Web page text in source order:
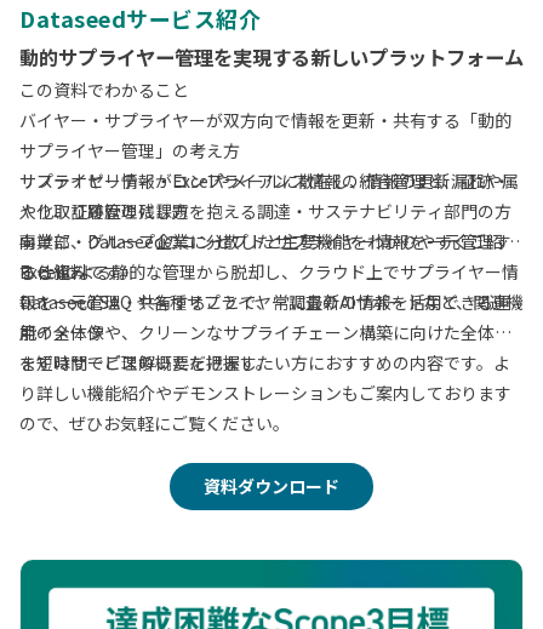
Dataseedサービス紹介
動的サプライヤー管理を実現する新しいプラットフォーム
この資料でわかること
バイヤー・サプライヤーが双方向で情報を更新・共有する「動的
サプライヤー管理」の考え方
サステナビリティ・コンプライアンス情報の統合管理と、証跡・
やり取り履歴の残し方
事業部・グループ企業に分散したサプライヤー情報を一元管理す
る仕組み
Dataseed SAQ や各種サプライヤー調査のAIサポートなど、関連機
能の全体像
サプライヤー情報がExcelやメールに散在し、情報の更新漏れや属
人化、証跡管理に課題を抱える調達・サステナビリティ部門の方
向けに、Dataseedのコンセプトと主要機能をわかりやすくご紹介
する資料です。
Excelによる静的な管理から脱却し、クラウド上でサプライヤー情
報を一元管理・共有することで、常に最新の情報を活用できる運
用イメージや、クリーンなサプライチェーン構築に向けた全体像
を短時間でご理解いただけます。
まずはサービスの概要を把握したい方におすすめの内容です。よ
り詳しい機能紹介やデモンストレーションもご案内しております
ので、ぜひお気軽にご覧ください。
資料ダウンロード